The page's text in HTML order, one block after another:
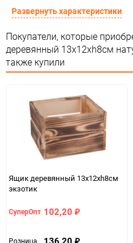
Предназначение товара
Сертификация
Особые условия
Количество в коробке
Единица измерения
Развернуть характеристики
Покупатели, которые
деревянный 13х12хh8см
также купили
Ящик деревянный 13х12хh8см
экзотик
СуперОпт 102,20 ₽
Розница ₽